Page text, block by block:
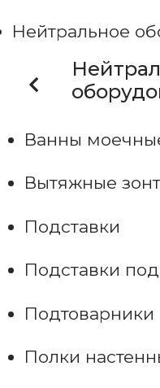
Нейтральное
Ванны
Вытяжные
Подставки
Подставки
Подтоварники
Полки